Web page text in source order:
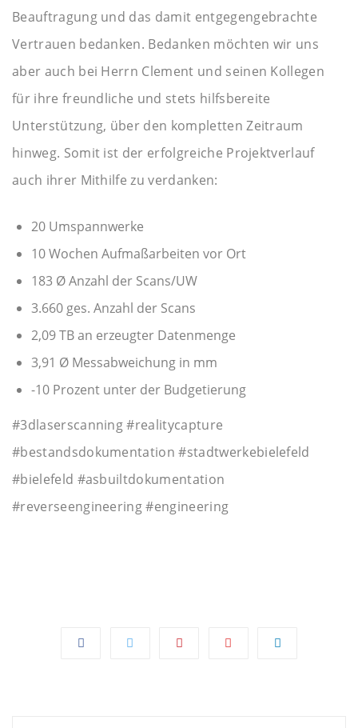
Beauftragung und das damit entgegengebrachte
Vertrauen bedanken. Bedanken möchten wir uns
aber auch bei Herrn Clement und seinen Kollegen
für ihre freundliche und stets hilfsbereite
Unterstützung, über den kompletten Zeitraum
hinweg. Somit ist der erfolgreiche Projektverlauf
auch ihrer Mithilfe zu verdanken:
20 Umspannwerke
10 Wochen Aufmaßarbeiten vor Ort
183 Ø Anzahl der Scans/UW
3.660 ges. Anzahl der Scans
2,09 TB an erzeugter Datenmenge
3,91 Ø Messabweichung in mm
-10 Prozent unter der Budgetierung
#3dlaserscanning #realitycapture
#bestandsdokumentation #stadtwerkebielefeld
#bielefeld #asbuiltdokumentation
#reverseengineering #engineering